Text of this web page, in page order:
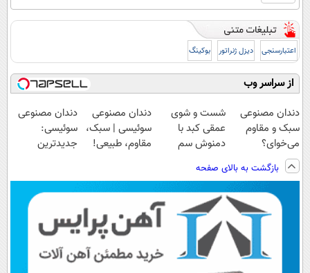
اعتبارسنجی دیزل ژنراتور بوکینگ
از سراسر وب
دندان مصنوعی
سبک و مقاوم
می‌خوای؟
پرداخت اقساطی
هم داریم!😍 |
📍تهران
شست و شوی
عمقی کبد با
دمنوش سم
دندان مصنوعی
سوئیسی | سبک،
مقاوم، طبیعی!
اقساطی😍
دندان مصنوعی
سوئیسی:
جدیدترین
پرداخت قسطی
بازگشت به بالای صفحه